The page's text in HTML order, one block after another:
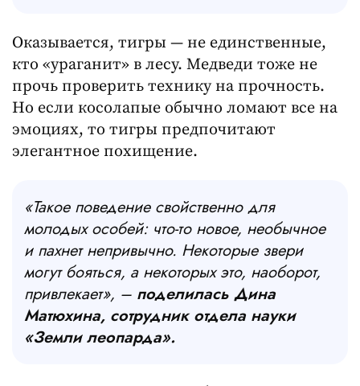
Оказывается, тигры — не единственные,
кто «ураганит» в лесу. Медведи тоже не
прочь проверить технику на прочность.
Но если косолапые обычно ломают все на
эмоциях, то тигры предпочитают
элегантное похищение.
«Такое поведение свойственно для
молодых особей: что-то новое, необычное
и пахнет непривычно. Некоторые звери
могут бояться, а некоторых это, наоборот,
привлекает», – поделилась Дина
Матюхина, сотрудник отдела науки
«Земли леопарда».